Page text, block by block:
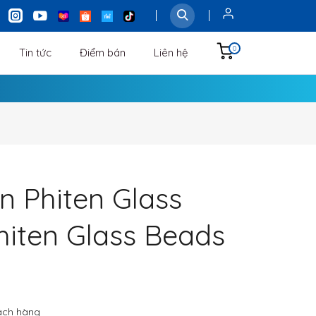
Tin tức Điểm bán Liên hệ 0
Phiten Glass
Glass Beads
hàng